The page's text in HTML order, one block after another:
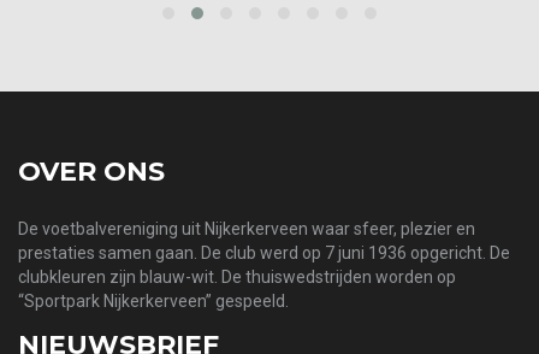
OVER ONS
De voetbalvereniging uit Nijkerkerveen waar sfeer, plezier en
prestaties samen gaan. De club werd op 7 juni 1936 opgericht. De
clubkleuren zijn blauw-wit. De thuiswedstrijden worden op
“Sportpark Nijkerkerveen” gespeeld.
NIEUWSBRIEF